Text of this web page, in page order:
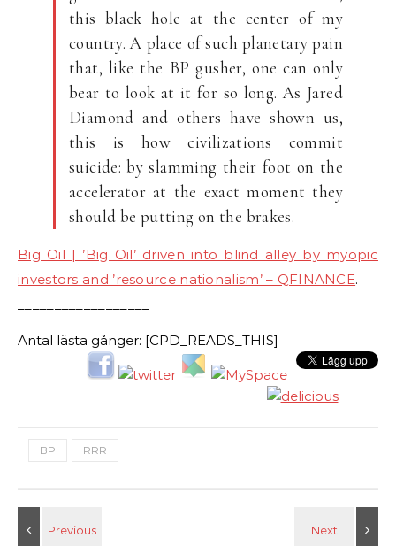
this black hole at the center of my
country. A place of such planetary pain
that, like the BP gusher, one can only
bear to look at it for so long. As Jared
Diamond and others have shown us,
this is how civilizations commit
suicide: by slamming their foot on the
accelerator at the exact moment they
should be putting on the brakes.
Big Oil | ’Big Oil’ driven into blind alley by myopic
investors and ’resource nationalism’ – QFINANCE.
Antal lästa gånger: [CPD_READS_THIS]
BP RRR